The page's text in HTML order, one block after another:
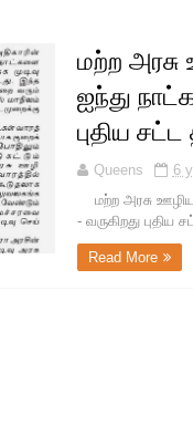
மற்ற
ஐந்து
புதிய
Queens
6
மற்ற அரசு
- வருகிறது புதிய
Read More